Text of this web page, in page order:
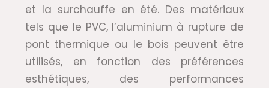
et la surchauffe en été. Des matériaux
tels que le PVC, l’aluminium à rupture de
pont thermique ou le bois peuvent être
utilisés, en fonction des préférences
esthétiques, des performances